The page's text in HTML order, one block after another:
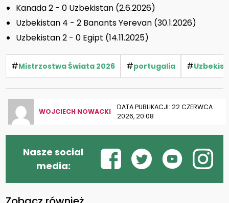
Kanada 2 - 0 Uzbekistan (2.6.2026)
Uzbekistan 4 - 2 Banants Yerevan (30.1.2026)
Uzbekistan 2 - 0 Egipt (14.11.2025)
#Mistrzostwa Świata 2026 #portugalia #
WOJCIECH NOWACKI
DATA PUBLIKACJI: 22 CZERWCA
2026, 20:08
Nasze social
media: